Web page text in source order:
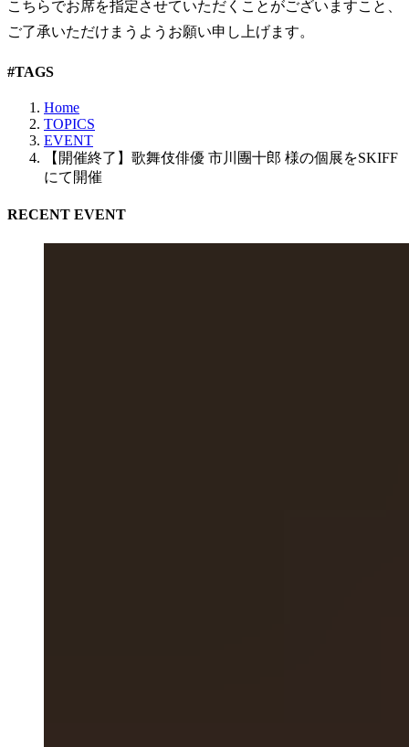
こちらでお席を指定させていただくことがございますこと、
ご了承いただけまうようお願い申し上げます。
#TAGS
Home
TOPICS
EVENT
【開催終了】歌舞伎俳優 市川團十郎 様の個展をSKIFF
にて開催
RECENT EVENT